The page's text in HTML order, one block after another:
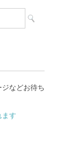
などお待ち
ます